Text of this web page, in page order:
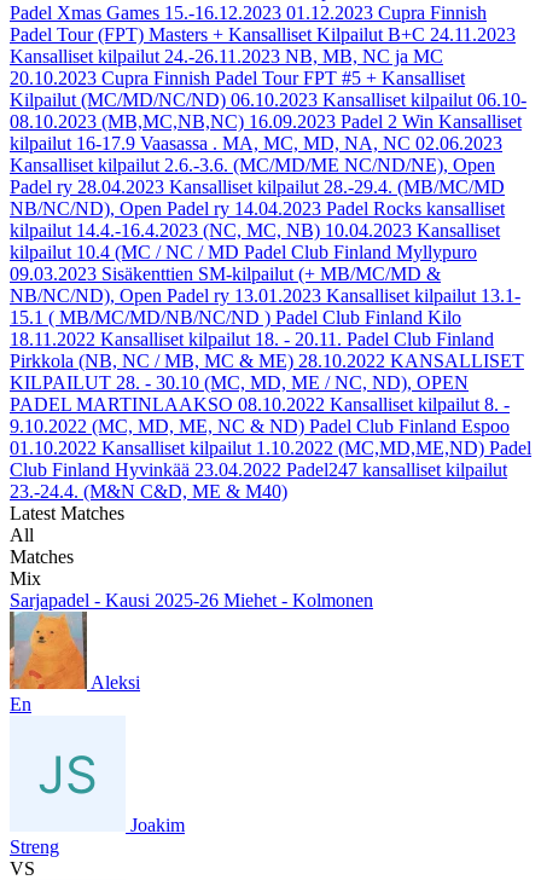
Padel Xmas Games 15.-16.12.2023 01.12.2023 Cupra Finnish
Padel Tour (FPT) Masters + Kansalliset Kilpailut B+C 24.11.2023
Kansalliset kilpailut 24.-26.11.2023 NB, MB, NC ja MC
20.10.2023 Cupra Finnish Padel Tour FPT #5 + Kansalliset
Kilpailut (MC/MD/NC/ND) 06.10.2023 Kansalliset kilpailut 06.10-
08.10.2023 (MB,MC,NB,NC) 16.09.2023 Padel 2 Win Kansalliset
kilpailut 16-17.9 Vaasassa . MA, MC, MD, NA, NC 02.06.2023
Kansalliset kilpailut 2.6.-3.6. (MC/MD/ME NC/ND/NE), Open
Padel ry 28.04.2023 Kansalliset kilpailut 28.-29.4. (MB/MC/MD
NB/NC/ND), Open Padel ry 14.04.2023 Padel Rocks kansalliset
kilpailut 14.4.-16.4.2023 (NC, MC, NB) 10.04.2023 Kansalliset
kilpailut 10.4 (MC / NC / MD Padel Club Finland Myllypuro
09.03.2023 Sisäkenttien SM-kilpailut (+ MB/MC/MD &
NB/NC/ND), Open Padel ry 13.01.2023 Kansalliset kilpailut 13.1-
15.1 ( MB/MC/MD/NB/NC/ND ) Padel Club Finland Kilo
18.11.2022 Kansalliset kilpailut 18. - 20.11. Padel Club Finland
Pirkkola (NB, NC / MB, MC & ME) 28.10.2022 KANSALLISET
KILPAILUT 28. - 30.10 (MC, MD, ME / NC, ND), OPEN
PADEL MARTINLAAKSO 08.10.2022 Kansalliset kilpailut 8. -
9.10.2022 (MC, MD, ME, NC & ND) Padel Club Finland Espoo
01.10.2022 Kansalliset kilpailut 1.10.2022 (MC,MD,ME,ND) Padel
Club Finland Hyvinkää 23.04.2022 Padel247 kansalliset kilpailut
23.-24.4. (M&N C&D, ME & M40)
Latest Matches
All
Matches
Mix
Sarjapadel - Kausi 2025-26 Miehet - Kolmonen
Aleksi
En
Joakim
Streng
VS